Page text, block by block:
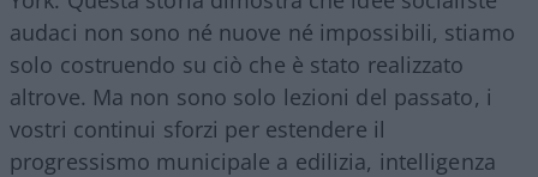
audaci non sono né nuove né impossibili, stiamo
solo costruendo su ciò che è stato realizzato
altrove. Ma non sono solo lezioni del passato, i
vostri continui sforzi per estendere il
progressismo municipale a edilizia, intelligenza